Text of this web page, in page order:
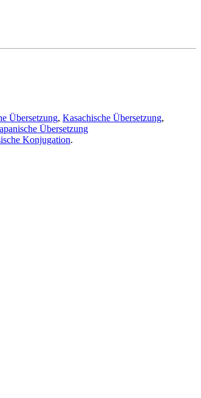
Übersetzung, Kasachische Übersetzung,
Übersetzung
Konjugation.